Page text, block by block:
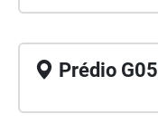
Prédio G05